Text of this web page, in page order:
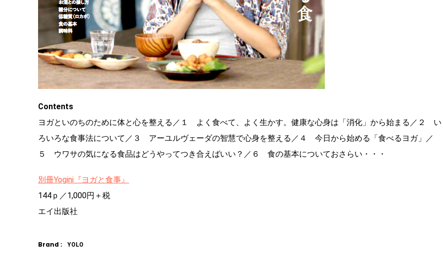
Contents
ヨガといのちのために体と心を整える／１ よく食べて、よく生かす。健康な心身は「消化」から始まる／２ い
ろいろな食事法について／３ アーユルヴェーダの智慧で心身を整える／４ 今日から始める「食べるヨガ」／
５ ウワサの気になる食品はどうやってつき合えばいい？／６ 食の基本についておさらい・・・
別冊Yogini『ヨガと食事』
144ｐ／1,000円＋税
エイ出版社
Brand : YOLO